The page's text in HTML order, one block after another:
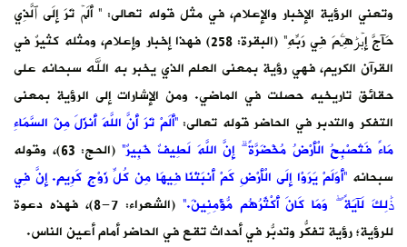
وتعني الرؤية الإخبار والإعلام، في مثل قوله تعالى: ” أَلَمۡ تَرَ إِلَى ٱلَّذِي
حَآجَّ إِبۡرَٰهِـۧمَ فِي رَبِّهِ” (البقرة: 258) فهذا إخبار وإعلام، ومثله كثيرٌ في
القرآن الكريم، فهي رؤية بمعنى العلم الذي يخبر به الله سبحانه على
حقائق تاريخيه حصلت في الماضي. ومن الإشارات إلى الرؤية بمعنى
التفكر والتدبر في الحاضر قوله تعالى:“أَلَمْ تَرَ أَنَّ اللَّهَ أَنزَلَ مِنَ السَّمَاءِ
مَاءً فَتُصْبِحُ الْأَرْضُ مُخْضَرَّةً ۗ إِنَّ اللَّهَ لَطِيفٌ خَبِيرٌ”
(الحج: 63)، وقوله
سبحانه “أَوَلَمْ يَرَوْا إِلَى الْأَرْضِ كَمْ أَنبَتْنَا فِيهَا مِن كُلِّ زَوْجٍ كَرِيمٍ. إِنَّ فِي
ذَٰلِكَ لَآيَةً ۖ وَمَا كَانَ أَكْثَرُهُم مُّؤْمِنِينَ.”
(الشعراء: 7-8)، فهذه دعوة
للرؤية؛ رؤية تفكُّر وتدبُّر في أحداث تقع في الحاضر أمام أعين الناس.